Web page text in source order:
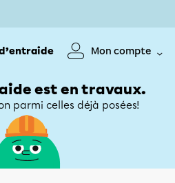
Mon compte
est en travaux.
parmi celles déjà posées!